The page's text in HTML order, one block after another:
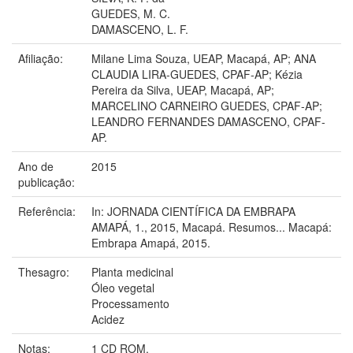
GUEDES, M. C.
DAMASCENO, L. F.
Afiliação:
Milane Lima Souza, UEAP, Macapá, AP; ANA
CLAUDIA LIRA-GUEDES, CPAF-AP; Kézia
Pereira da Silva, UEAP, Macapá, AP;
MARCELINO CARNEIRO GUEDES, CPAF-AP;
LEANDRO FERNANDES DAMASCENO, CPAF-
AP.
Ano de
publicação:
2015
Referência:
In: JORNADA CIENTÍFICA DA EMBRAPA
AMAPÁ, 1., 2015, Macapá. Resumos... Macapá:
Embrapa Amapá, 2015.
Thesagro:
Planta medicinal
Óleo vegetal
Processamento
Acidez
Notas:
1 CD ROM.